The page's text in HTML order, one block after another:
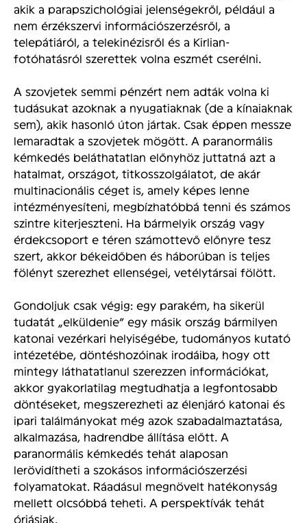
akik a parapszichológiai jelenségekről, például a
nem érzékszervi információszerzésről, a
telepátiáról, a telekinézisről és a Kirlian-
fotóhatásról szerettek volna eszmét cserélni.
A szovjetek semmi pénzért nem adták volna ki
tudásukat azoknak a nyugatiaknak (de a kínaiaknak
sem), akik hasonló úton jártak. Csak éppen messze
lemaradtak a szovjetek mögött. A paranormális
kémkedés beláthatatlan előnyhöz juttatná azt a
hatalmat, országot, titkosszolgálatot, de akár
multinacionális céget is, amely képes lenne
intézményesíteni, megbízhatóbbá tenni és számos
szintre kiterjeszteni. Ha bármelyik ország vagy
érdekcsoport e téren számottevő előnyre tesz
szert, akkor békeidőben és háborúban is teljes
fölényt szerezhet ellenségei, vetélytársai fölött.
Gondoljuk csak végig: egy parakém, ha sikerül
tudatát „elküldenie” egy másik ország bármilyen
katonai vezérkari helyiségébe, tudományos kutató
intézetébe, döntéshozóinak irodáiba, hogy ott
mintegy láthatatlanul szerezzen információkat,
akkor gyakorlatilag megtudhatja a legfontosabb
döntéseket, megszerezheti az élenjáró katonai és
ipari találmányokat még azok szabadalmaztatása,
alkalmazása, hadrendbe állítása előtt. A
paranormális kémkedés tehát alaposan
lerövidítheti a szokásos információszerzési
folyamatokat. Ráadásul megnövelt hatékonyság
mellett olcsóbbá teheti. A perspektívák tehát
óriásiak.